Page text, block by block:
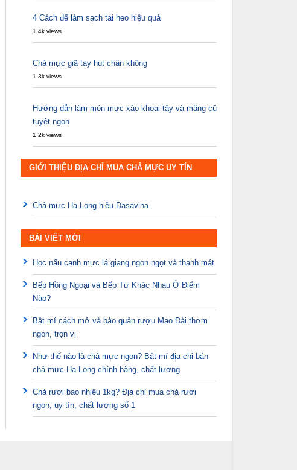
4 Cách để làm sạch tai heo hiệu quả
1.4k views
Chả mực giã tay hút chân không
1.3k views
Hướng dẫn làm món mực xào khoai tây và măng củ
tuyệt ngon
1.2k views
GIỚI THIỆU ĐỊA CHỈ MUA CHẢ MỰC UY TÍN
Chả mực Hạ Long hiệu Dasavina
BÀI VIẾT MỚI
Học nấu canh mực lá giang ngon ngọt và thanh mát
Bếp Hồng Ngoại và Bếp Từ Khác Nhau Ở Điểm
Nào?
Bật mí cách mở và bảo quản rượu Mao Đài thơm
ngon, trọn vị
Như thế nào là chả mực ngon? Bật mí địa chỉ bán
chả mực Hạ Long chính hãng, chất lượng
Chả rươi bao nhiêu 1kg? Địa chỉ mua chả rươi
ngon, uy tín, chất lượng số 1